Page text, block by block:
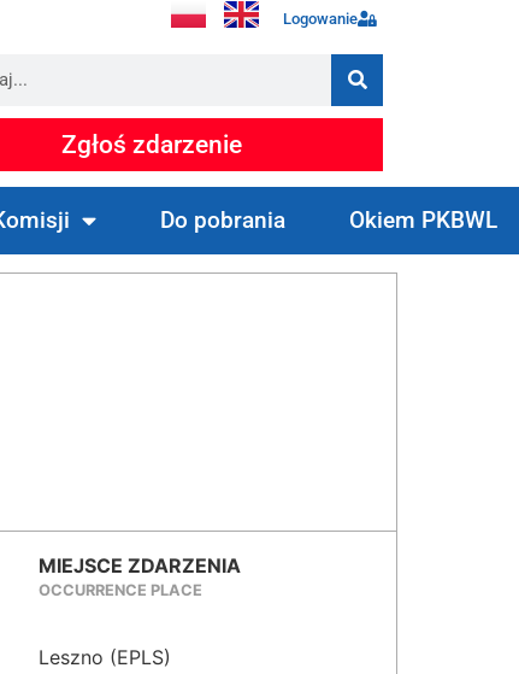
Logowanie
Zgłoś zdarzenie
Do pobrania Okiem PKBWL
MIEJSCE ZDARZENIA
OCCURRENCE PLACE
Leszno (EPLS)